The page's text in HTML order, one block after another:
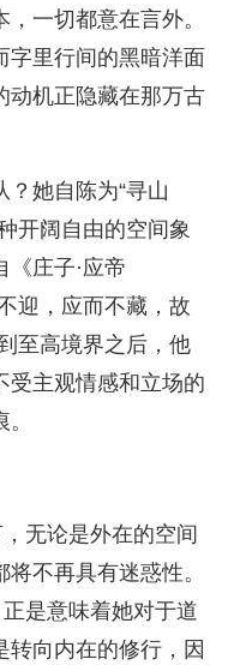
一切都意在言外。
字里行间的黑暗洋面
动机正隐藏在那万古
她自陈为“寻山
开阔自由的空间象
庄子·应帝
迎，应而不藏，故
至高境界之后，他
受主观情感和立场的
无论是外在的空间
不再具有迷惑性。
是意味着她对于道
转向内在的修行，因